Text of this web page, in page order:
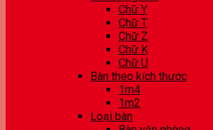
Chữ Y
Chữ T
Chữ Z
Chữ K
Chữ U
Bàn theo kích thước
1m4
1m2
Loại bàn